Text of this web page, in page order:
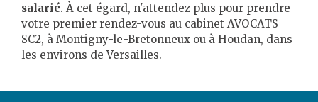
salarié. À cet égard, n'attendez plus pour prendre
votre premier rendez-vous au cabinet AVOCATS
SC2, à Montigny-le-Bretonneux ou à Houdan, dans
les environs de Versailles.